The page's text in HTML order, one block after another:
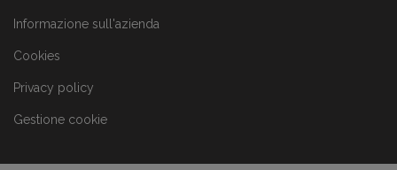
Informazione sull'azienda
Cookies
Privacy policy
Gestione cookie